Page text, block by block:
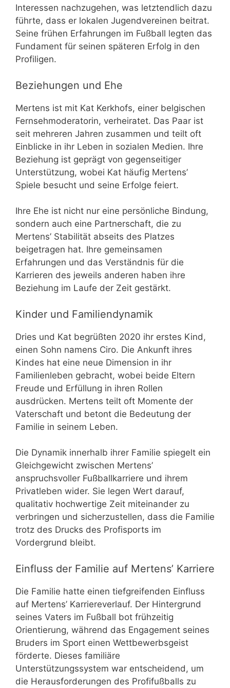
Interessen nachzugehen, was letztendlich dazu
führte, dass er lokalen Jugendvereinen beitrat.
Seine frühen Erfahrungen im Fußball legten das
Fundament für seinen späteren Erfolg in den
Profiligen.
Beziehungen und Ehe
Mertens ist mit Kat Kerkhofs, einer belgischen
Fernsehmoderatorin, verheiratet. Das Paar ist
seit mehreren Jahren zusammen und teilt oft
Einblicke in ihr Leben in sozialen Medien. Ihre
Beziehung ist geprägt von gegenseitiger
Unterstützung, wobei Kat häufig Mertens’
Spiele besucht und seine Erfolge feiert.
Ihre Ehe ist nicht nur eine persönliche Bindung,
sondern auch eine Partnerschaft, die zu
Mertens’ Stabilität abseits des Platzes
beigetragen hat. Ihre gemeinsamen
Erfahrungen und das Verständnis für die
Karrieren des jeweils anderen haben ihre
Beziehung im Laufe der Zeit gestärkt.
Kinder und Familiendynamik
Dries und Kat begrüßten 2020 ihr erstes Kind,
einen Sohn namens Ciro. Die Ankunft ihres
Kindes hat eine neue Dimension in ihr
Familienleben gebracht, wobei beide Eltern
Freude und Erfüllung in ihren Rollen
ausdrücken. Mertens teilt oft Momente der
Vaterschaft und betont die Bedeutung der
Familie in seinem Leben.
Die Dynamik innerhalb ihrer Familie spiegelt ein
Gleichgewicht zwischen Mertens’
anspruchsvoller Fußballkarriere und ihrem
Privatleben wider. Sie legen Wert darauf,
qualitativ hochwertige Zeit miteinander zu
verbringen und sicherzustellen, dass die Familie
trotz des Drucks des Profisports im
Vordergrund bleibt.
Einfluss der Familie auf Mertens’ Karriere
Die Familie hatte einen tiefgreifenden Einfluss
auf Mertens’ Karriereverlauf. Der Hintergrund
seines Vaters im Fußball bot frühzeitig
Orientierung, während das Engagement seines
Bruders im Sport einen Wettbewerbsgeist
förderte. Dieses familiäre
Unterstützungssystem war entscheidend, um
die Herausforderungen des Profifußballs zu